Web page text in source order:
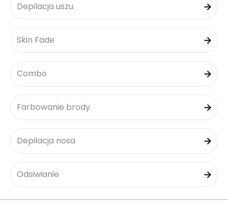
Depilacja uszu
Skin Fade
Combo
Farbowanie brody
Depilacja nosa
Odsiwianie